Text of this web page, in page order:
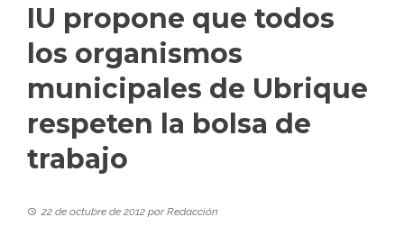
IU propone que todos
los organismos
municipales de Ubrique
respeten la bolsa de
trabajo
22 de octubre de 2012 porRedacción